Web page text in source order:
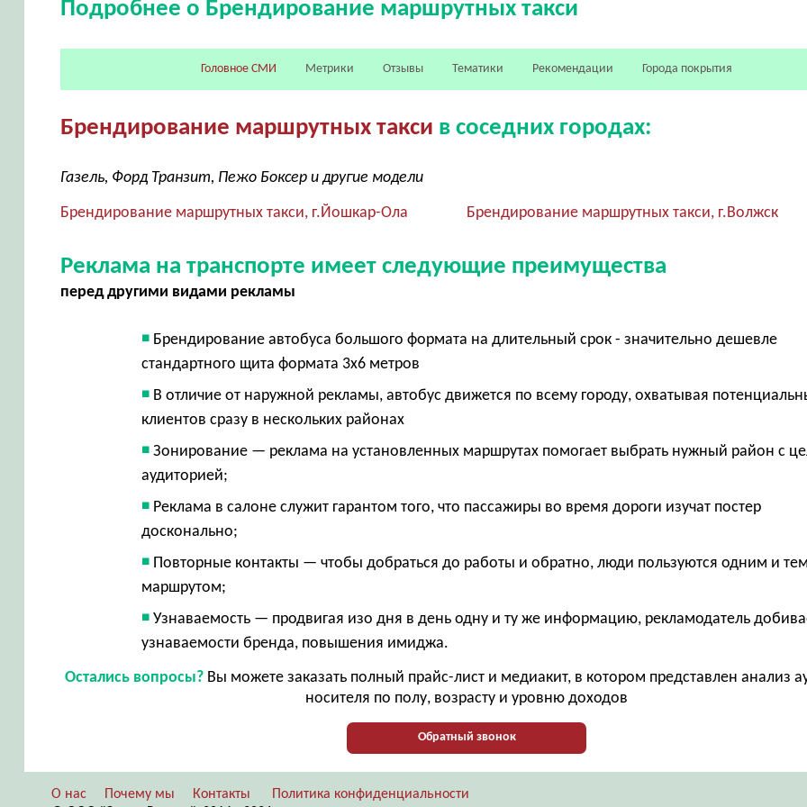
Подробнее о Брендирование маршрутных такси
Головное СМИ Метрики Отзывы Тематики Рекомендации Города покрытия
Брендирование маршрутных такси в соседних городах:
Газель, Форд Транзит, Пежо Боксер и другие модели
Брендирование маршрутных такси, г.Йошкар-Ола Брендирование маршрутных такси, г.Волжск
Реклама на транспорте имеет следующие преимущества
перед другими видами рекламы
Брендирование автобуса большого формата на длительный срок - значительно дешевле
стандартного щита формата 3х6 метров
В отличие от наружной рекламы, автобус движется по всему городу, охватывая
клиентов сразу в нескольких районах
Зонирование — реклама на установленных маршрутах помогает выбрать нужный район с
аудиторией;
Реклама в салоне служит гарантом того, что пассажиры во время дороги изучат постер
досконально;
Повторные контакты — чтобы добраться до работы и обратно, люди пользуются одним и
маршрутом;
Узнаваемость — продвигая изо дня в день одну и ту же информацию, рекламодатель
узнаваемости бренда, повышения имиджа.
Остались вопросы? Вы можете заказать полный прайс-лист и медиакит, в котором представлен анализ
носителя по полу, возрасту и уровню доходов
Обратный звонок
О нас Почему мы Контакты
Политика конфиденциальности